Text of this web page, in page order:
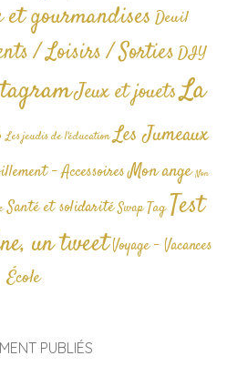
et gourmandises Deuil
/ Loisirs / SortiesDIY
Jeux et jouetsLa
Les jeudis de l'éducation Les Jumeaux
- AccessoiresMon ange Non
Santé et solidarité Swap TagTest
un tweetVoyage - Vacances
École
PUBLIÉS